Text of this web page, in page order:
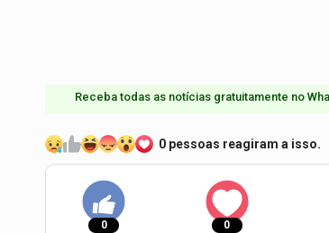
Receba todas as notícias gratuitamente no
0 pessoas reagiram a isso.
0 0